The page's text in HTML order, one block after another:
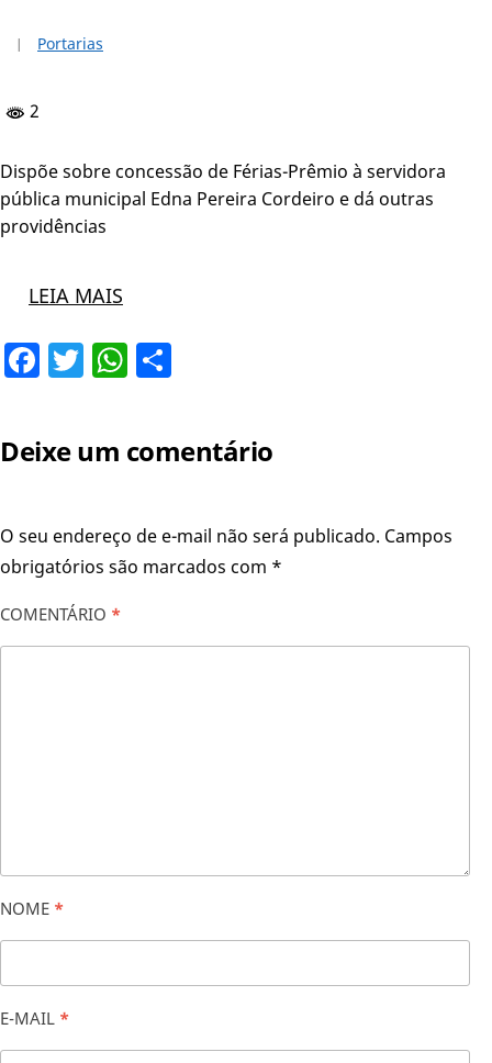
Portarias
2
Dispõe sobre concessão de Férias-Prêmio à servidora
pública municipal Edna Pereira Cordeiro e dá outras
providências
LEIA MAIS
Facebook
TwitterWhatsApp
Deixe um comentário
O seu endereço de e-mail não será publicado. Campos
obrigatórios são marcados com *
COMENTÁRIO *
NOME *
E-MAIL *